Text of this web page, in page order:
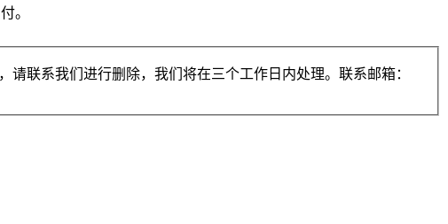
。
联系我们进行删除，我们将在三个工作日内处理。联系邮箱：